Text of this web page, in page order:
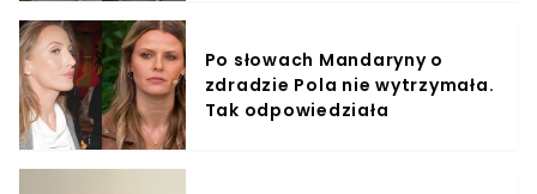
Po słowach Mandaryny o
zdradzie Pola nie wytrzymała.
Tak odpowiedziała